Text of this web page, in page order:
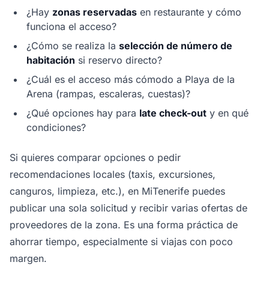
¿Hay zonas reservadas en restaurante y cómo
funciona el acceso?
¿Cómo se realiza la selección de número de
habitación si reservo directo?
¿Cuál es el acceso más cómodo a Playa de la
Arena (rampas, escaleras, cuestas)?
¿Qué opciones hay para late check-out y en qué
condiciones?
Si quieres comparar opciones o pedir
recomendaciones locales (taxis, excursiones,
canguros, limpieza, etc.), en MiTenerife puedes
publicar una sola solicitud y recibir varias ofertas de
proveedores de la zona. Es una forma práctica de
ahorrar tiempo, especialmente si viajas con poco
margen.